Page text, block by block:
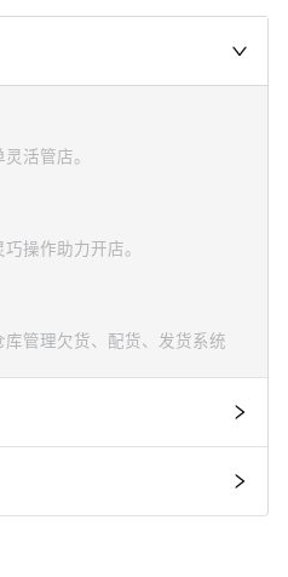
活管店。
操作助力开店。
管理欠货、配货、发货系统